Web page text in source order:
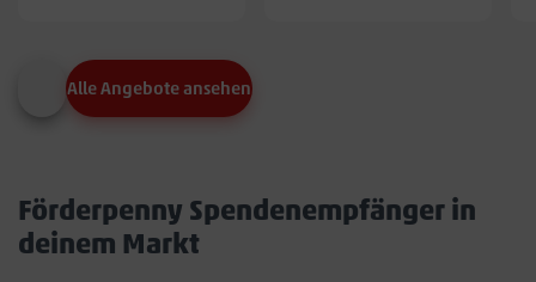
Alle Angebote ansehen
Förderpenny Spendenempfänger in
deinem Markt